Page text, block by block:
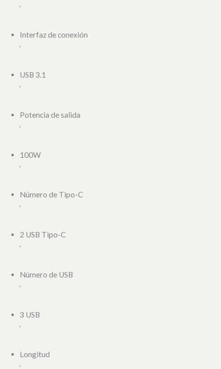
‘
Interfaz de conexión
‘
USB 3.1
‘
Potencia de salida
‘
100W
‘
Número de Tipo-C
‘
2 USB Tipo-C
‘
Número de USB
‘
3 USB
‘
Longitud